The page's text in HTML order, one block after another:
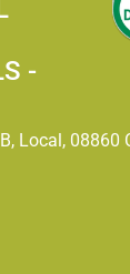
-
Local, 08860